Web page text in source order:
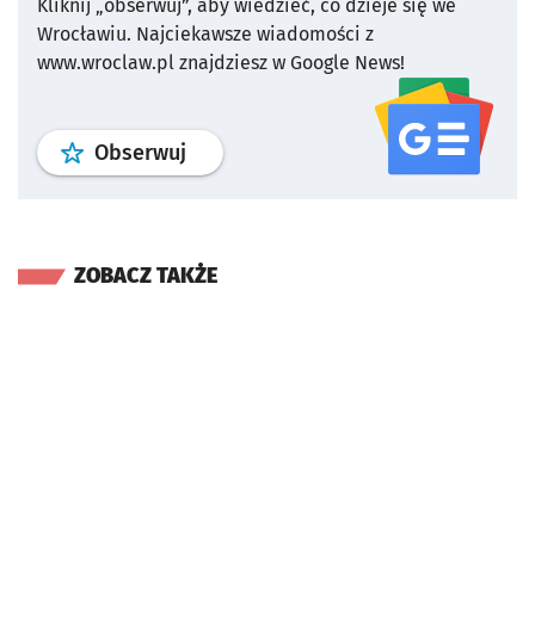
Kliknij „obserwuj”, aby wiedzieć, co dzieje się we
Wrocławiu. Najciekawsze wiadomości z
www.wroclaw.pl znajdziesz w Google News!
Obserwuj profil serwisu
ZOBACZ TAKŻE